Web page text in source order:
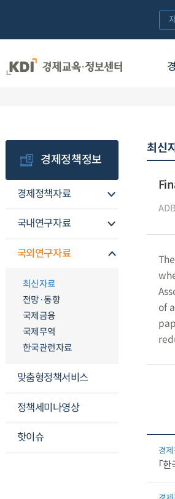
경제정책정보
경제정책자료
국내연구자료
국외연구자료
최신자료
전망·동향
국제금융
국제무역
한국관련자료
맞춤형정책서비스
정책세미나영상
핫이슈
최신
ADB
of
경
「